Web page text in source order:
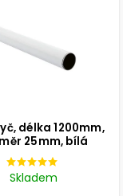
délka 1200mm,
25mm, bílá
Skladem